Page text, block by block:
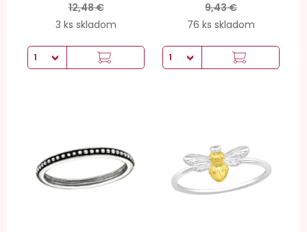
12,48 €
3 ks skladom
9,43 €
76 ks skladom